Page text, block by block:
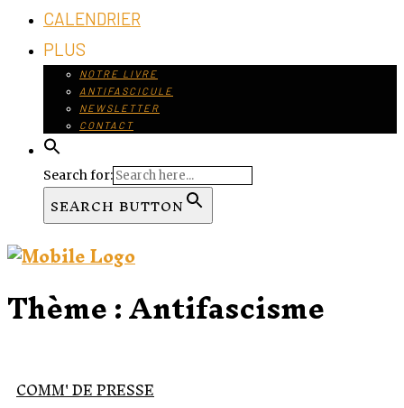
CALENDRIER
PLUS
NOTRE LIVRE
ANTIFASCICULE
NEWSLETTER
CONTACT
Search for:
SEARCH BUTTON
Thème :Antifascisme
COMM' DE PRESSE